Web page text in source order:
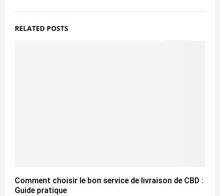
RELATED POSTS
Comment choisir le bon service de livraison de CBD :
Guide pratique